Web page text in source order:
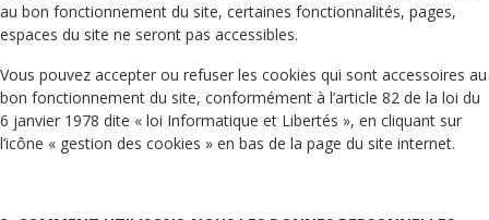
au bon fonctionnement du site, certaines fonctionnalités, pages,
espaces du site ne seront pas accessibles.
Vous pouvez accepter ou refuser les cookies qui sont accessoires au
bon fonctionnement du site, conformément à l’article 82 de la loi du
6 janvier 1978 dite « loi Informatique et Libertés », en cliquant sur
l’icône « gestion des cookies » en bas de la page du site internet.